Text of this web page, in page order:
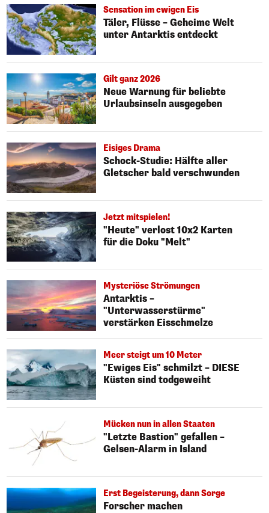
Sensation im ewigen Eis
Täler, Flüsse – Geheime Welt
unter Antarktis entdeckt
Gilt ganz 2026
Neue Warnung für beliebte
Urlaubsinseln ausgegeben
Eisiges Drama
Schock-Studie: Hälfte aller
Gletscher bald verschwunden
Jetzt mitspielen!
"Heute" verlost 10x2 Karten
für die Doku "Melt"
Mysteriöse Strömungen
Antarktis –
"Unterwasserstürme"
verstärken Eisschmelze
Meer steigt um 10 Meter
"Ewiges Eis" schmilzt – DIESE
Küsten sind todgeweiht
Mücken nun in allen Staaten
"Letzte Bastion" gefallen –
Gelsen-Alarm in Island
Erst Begeisterung, dann Sorge
Forscher machen